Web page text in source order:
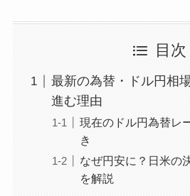
目次
最新の為替・ドル円相
進む理由
現在のドル円為替レ
き
なぜ円安に？日米の
を解説